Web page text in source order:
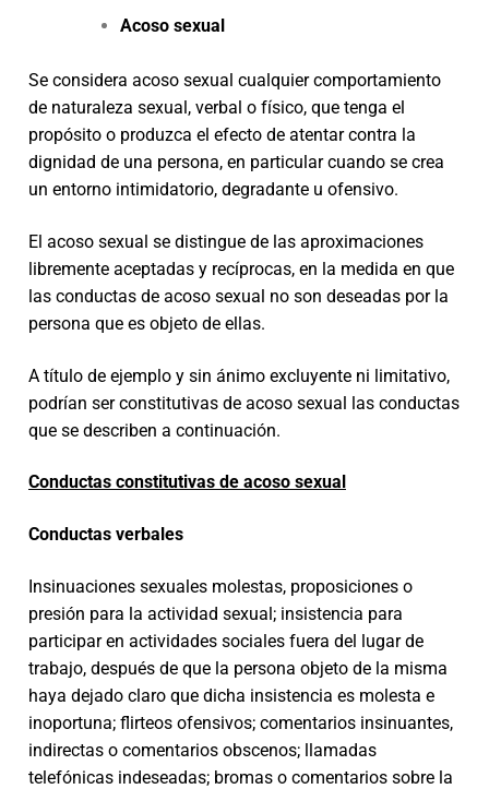
Acoso sexual
Se considera acoso sexual cualquier comportamiento
de naturaleza sexual, verbal o físico, que tenga el
propósito o produzca el efecto de atentar contra la
dignidad de una persona, en particular cuando se crea
un entorno intimidatorio, degradante u ofensivo.
El acoso sexual se distingue de las aproximaciones
libremente aceptadas y recíprocas, en la medida en que
las conductas de acoso sexual no son deseadas por la
persona que es objeto de ellas.
A título de ejemplo y sin ánimo excluyente ni limitativo,
podrían ser constitutivas de acoso sexual las conductas
que se describen a continuación.
Conductas constitutivas de acoso sexual
Conductas verbales
Insinuaciones sexuales molestas, proposiciones o
presión para la actividad sexual; insistencia para
participar en actividades sociales fuera del lugar de
trabajo, después de que la persona objeto de la misma
haya dejado claro que dicha insistencia es molesta e
inoportuna; flirteos ofensivos; comentarios insinuantes,
indirectas o comentarios obscenos; llamadas
telefónicas indeseadas; bromas o comentarios sobre la